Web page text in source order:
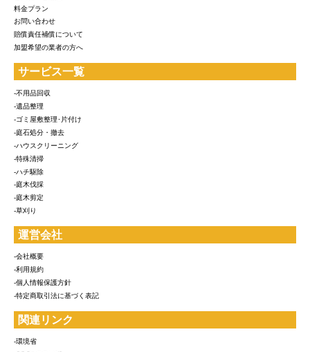
料金プラン
お問い合わせ
賠償責任補償について
加盟希望の業者の方へ
サービス一覧
-不用品回収
-遺品整理
-ゴミ屋敷整理･片付け
-庭石処分・撤去
-ハウスクリーニング
-特殊清掃
-ハチ駆除
-庭木伐採
-庭木剪定
-草刈り
運営会社
-会社概要
-利用規約
-個人情報保護方針
-特定商取引法に基づく表記
関連リンク
-環境省